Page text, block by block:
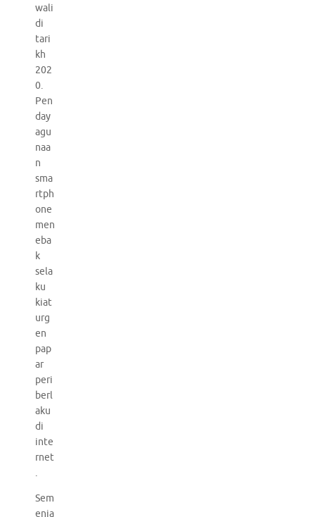
wali
di
tari
kh
202
0.
Pen
day
agu
naa
n
sma
rtph
one
men
eba
k
sela
ku
kiat
urg
en
pap
ar
peri
berl
aku
di
inte
rnet
.
Sem
enja